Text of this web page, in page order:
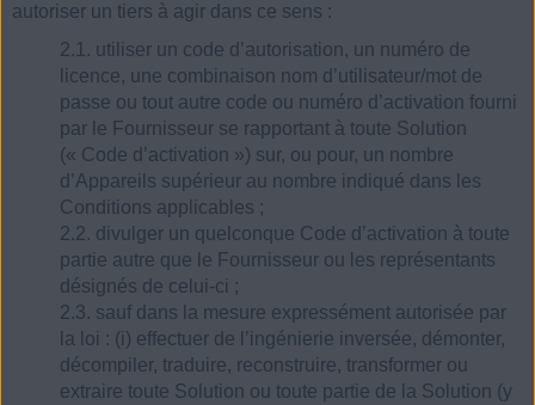
autoriser un tiers à agir dans ce sens :
2.1. utiliser un code d’autorisation, un numéro de
licence, une combinaison nom d’utilisateur/mot de
passe ou tout autre code ou numéro d’activation fourni
par le Fournisseur se rapportant à toute Solution
(« Code d’activation ») sur, ou pour, un nombre
d’Appareils supérieur au nombre indiqué dans les
Conditions applicables ;
2.2. divulger un quelconque Code d’activation à toute
partie autre que le Fournisseur ou les représentants
désignés de celui-ci ;
2.3. sauf dans la mesure expressément autorisée par
la loi : (i) effectuer de l’ingénierie inversée, démonter,
décompiler, traduire, reconstruire, transformer ou
extraire toute Solution ou toute partie de la Solution (y